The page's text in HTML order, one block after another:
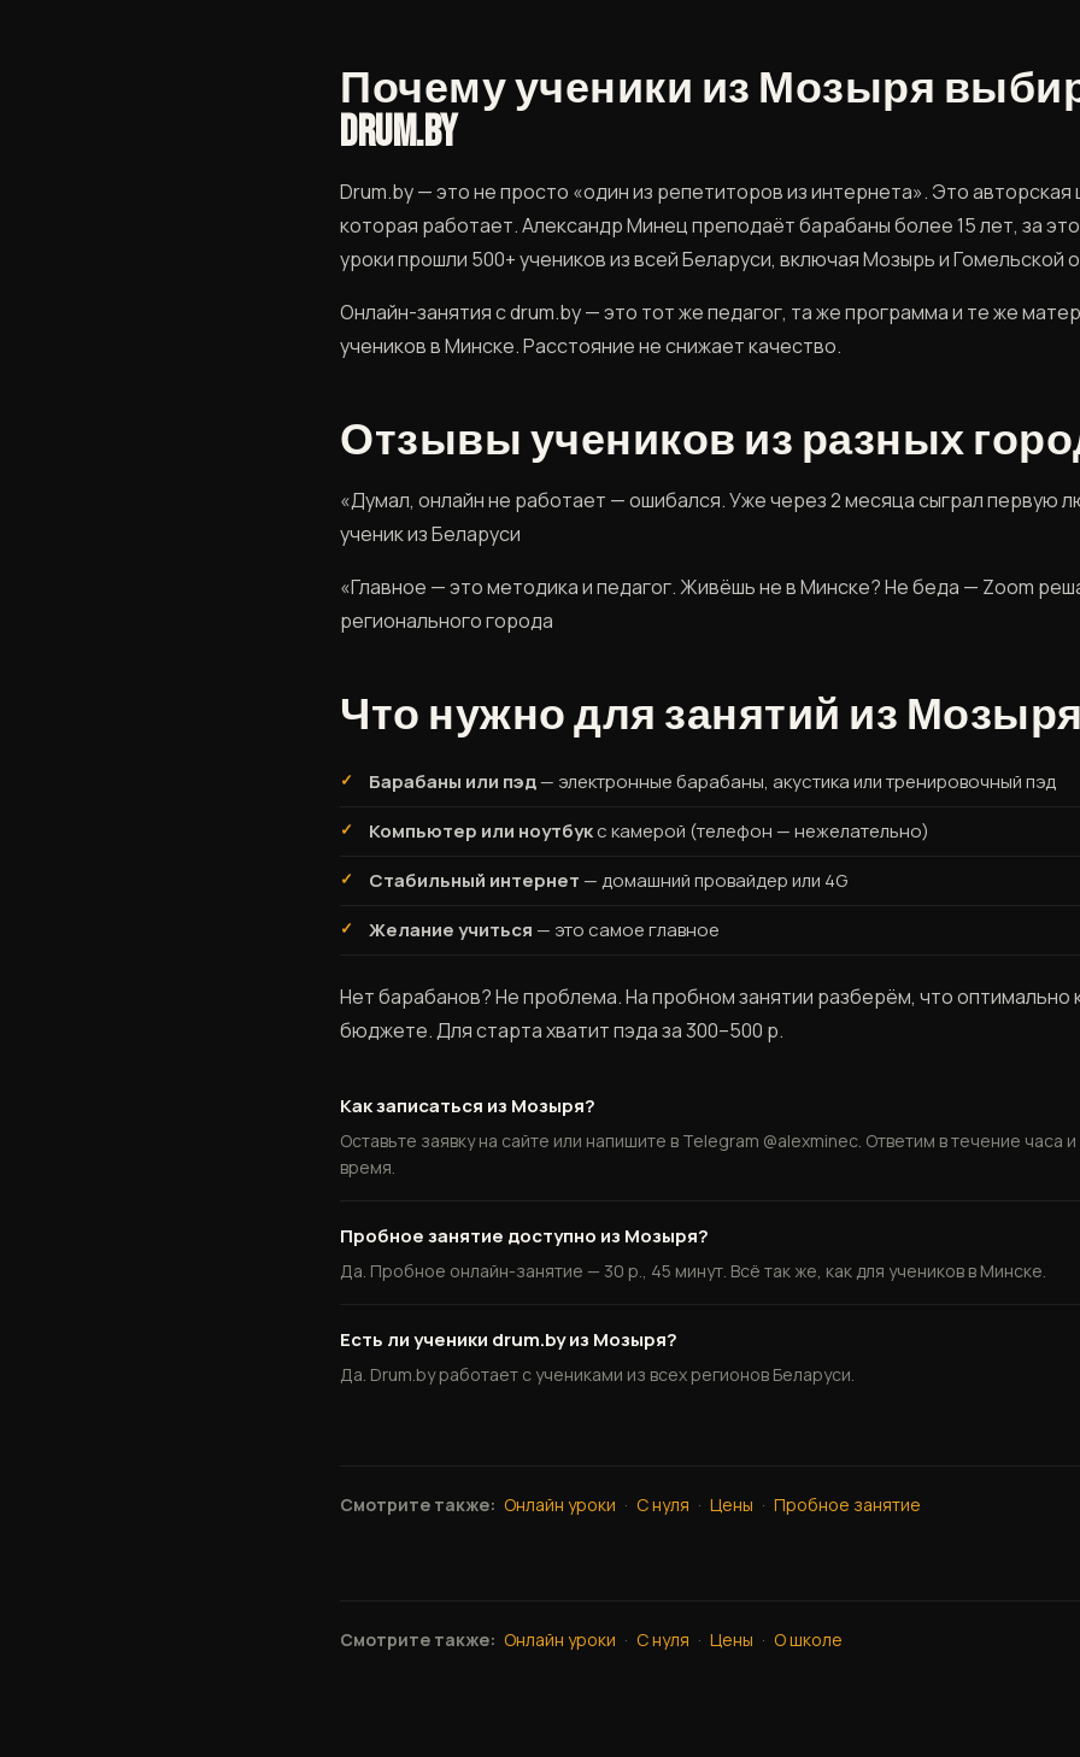
Почему ученики из Мозыря
drum.by
Drum.by — это не просто «один из репетиторов из интернета». Это
которая работает. Александр Минец преподаёт барабаны более 15 лет, за
уроки прошли 500+ учеников из всей Беларуси, включая Мозырь и Гомельской
Онлайн-занятия с drum.by — это тот же педагог, та же программа и те же
учеников в Минске. Расстояние не снижает качество.
Отзывы учеников из разных
«Думал, онлайн не работает — ошибался. Уже через 2 месяца сыграл первую
ученик из Беларуси
«Главное — это методика и педагог. Живёшь не в Минске? Не беда — Zoom
регионального города
Что нужно для занятий из
Барабаны или пэд— электронные барабаны, акустика или тренировочный пэд
Компьютер или ноутбукс камерой (телефон — нежелательно)
Стабильный интернет — домашний провайдер или 4G
Желание учиться — это самое главное
Нет барабанов? Не проблема. На пробном занятии разберём, что оптимально
бюджете. Для старта хватит пэда за 300–500 р.
Как записаться из Мозыря?
Оставьте заявку на сайте или напишите в Telegram @alexminec. Ответим в течение часа
время.
Пробное занятие доступно из Мозыря?
Да. Пробное онлайн-занятие — 30 р., 45 минут. Всё так же, как для учеников в Минске.
Есть ли ученики drum.by из Мозыря?
Да. Drum.by работает с учениками из всех регионов Беларуси.
Смотрите также: Онлайн уроки · С нуля · Цены · Пробное занятие
Смотрите также: Онлайн уроки · С нуля · Цены · О школе